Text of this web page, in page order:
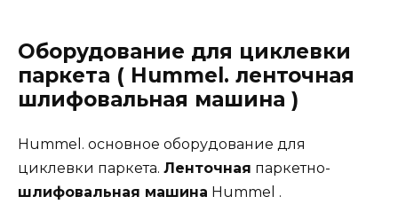
Оборудование для циклевки
паркета ( Hummel. ленточная
шлифовальная машина )
Hummel. основное оборудование для
циклевки паркета. Ленточная паркетно-
шлифовальная машина Hummel .